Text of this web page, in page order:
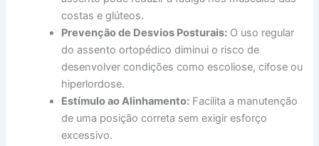
costas e glúteos.
Prevenção de Desvios Posturais: O uso regular
do assento ortopédico diminui o risco de
desenvolver condições como escoliose, cifose ou
hiperlordose.
Estímulo ao Alinhamento: Facilita a manutenção
de uma posição correta sem exigir esforço
excessivo.